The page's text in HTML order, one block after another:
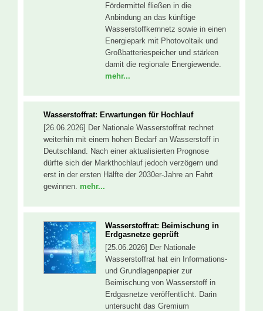
Fördermittel fließen in die
Anbindung an das künftige
Wasserstoffkernnetz sowie in einen
Energiepark mit Photovoltaik und
Großbatteriespeicher und stärken
damit die regionale Energiewende.
mehr...
Wasserstoffrat: Erwartungen für Hochlauf
[26.06.2026] Der Nationale Wasserstoffrat rechnet
weiterhin mit einem hohen Bedarf an Wasserstoff in
Deutschland. Nach einer aktualisierten Prognose
dürfte sich der Markthochlauf jedoch verzögern und
erst in der ersten Hälfte der 2030er-Jahre an Fahrt
gewinnen. mehr...
Wasserstoffrat: Beimischung in
Erdgasnetze geprüft
[25.06.2026] Der Nationale
Wasserstoffrat hat ein Informations-
und Grundlagenpapier zur
Beimischung von Wasserstoff in
Erdgasnetze veröffentlicht. Darin
untersucht das Gremium